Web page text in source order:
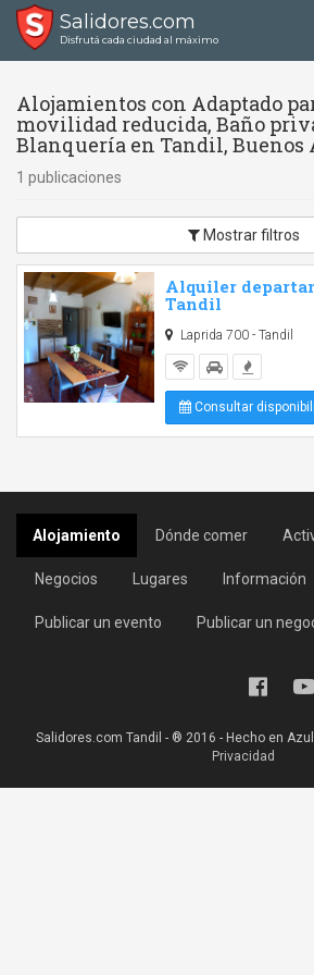
Salidores.com
Disfrutá cada ciudad al máximo
Alojamientos con Adaptado
movilidad reducida, Baño
Blanquería en Tandil, Buenos
1 publicaciones
Mostrar filtros
Alquiler
Tandil
Laprida 700 - Tandil
Consultar
Alojamiento Dónde comer
Negocios Lugares Información
Publicar un evento Publicar un
Salidores.com Tandil - ® 2016 - Hecho en
Privacidad